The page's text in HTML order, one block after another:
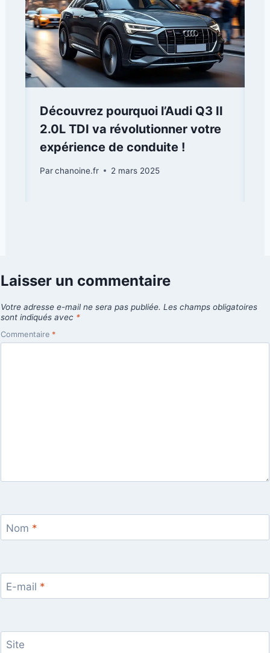
Découvrez pourquoi l’Audi Q3 II
2.0L TDI va révolutionner votre
expérience de conduite !
Parchanoine.fr 2 mars 2025
Laisser un commentaire
Votre adresse e-mail ne sera pas publiée. Les champs obligatoires
sont indiqués avec *
Commentaire *
Nom *
E-mail *
Site